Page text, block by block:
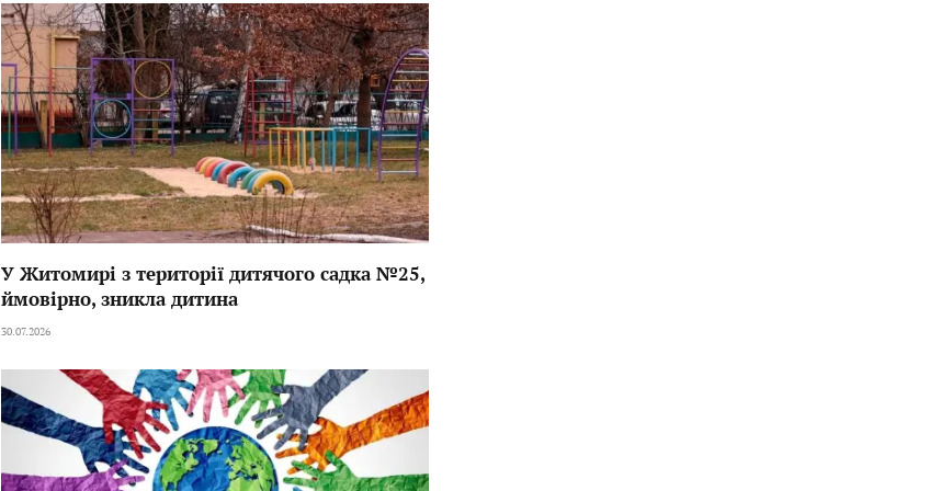
У Житомирі з території дитячого садка №25,
ймовірно, зникла дитина
30.07.2026